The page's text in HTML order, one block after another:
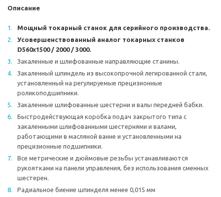
Описание
Мощный токарный станок для серийного производства.
Усовершенствованный аналог токарных станков
D560x1500 / 2000 / 3000.
Закаленные и шлифованные направляющие станины.
Закаленный шпиндель из высокопрочной легированной стали,
установленный на регулируемые прецизионные
роликоподшипники.
Закаленные шлифованные шестерни и валы передней бабки.
Быстродействующая коробка подач закрытого типа с
закаленными шлифованными шестернями и валами,
работающими в масляной ванне и установленными на
прецизионные подшипники.
Все метрические и дюймовые резьбы устанавливаются
рукоятками на панели управления, без использования сменных
шестерен.
Радиальное биение шпинделя менее 0,015 мм